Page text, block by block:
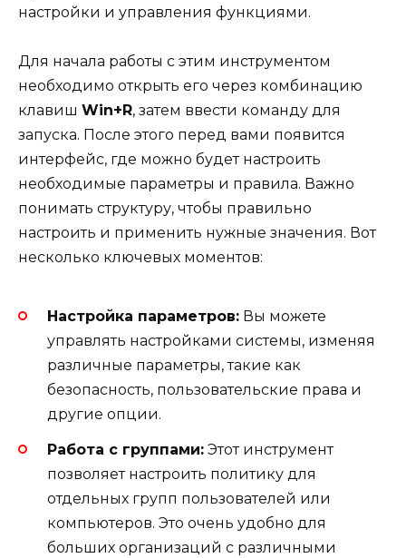
настройки и управления функциями.
Для начала работы с этим инструментом
необходимо открыть его через комбинацию
клавиш Win+R, затем ввести команду для
запуска. После этого перед вами появится
интерфейс, где можно будет настроить
необходимые параметры и правила. Важно
понимать структуру, чтобы правильно
настроить и применить нужные значения. Вот
несколько ключевых моментов:
Настройка параметров: Вы можете
управлять настройками системы, изменяя
различные параметры, такие как
безопасность, пользовательские права и
другие опции.
Работа с группами: Этот инструмент
позволяет настроить политику для
отдельных групп пользователей или
компьютеров. Это очень удобно для
больших организаций с различными